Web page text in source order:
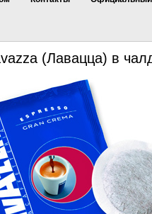
(Лавацца) в